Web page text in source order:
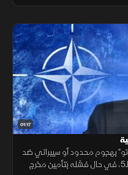
01:17
بهجوم محدود أو سيبراني ضد
دول البلطيق أو بولندا للتشكيك بالمادة الـ5، في حال فشله بتأمين مخرج